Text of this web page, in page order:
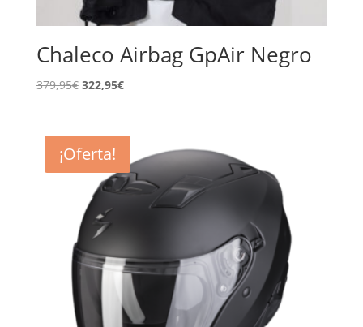
Chaleco Airbag GpAir Negro
379,95€ El
era:
379,95€.
322,95€El
es:
322,95€.
¡Oferta!